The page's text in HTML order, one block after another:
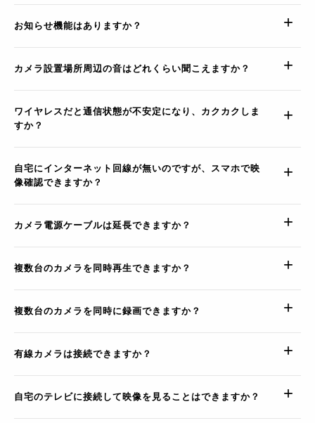
お知らせ機能はありますか？
カメラ設置場所周辺の音はどれくらい聞こえますか？
ワイヤレスだと通信状態が不安定になり、カクカクしま
すか？
自宅にインターネット回線が無いのですが、スマホで映
像確認できますか？
カメラ電源ケーブルは延長できますか？
複数台のカメラを同時再生できますか？
複数台のカメラを同時に録画できますか？
有線カメラは接続できますか？
自宅のテレビに接続して映像を見ることはできますか？